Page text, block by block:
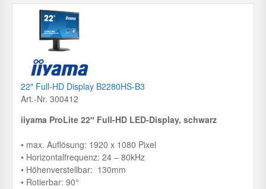
22″ Full-HD Display B2280HS-B3
Art.-Nr. 300412
iiyama ProLite 22″ Full-HD LED-Display, schwarz
• max. Auflösung: 1920 x 1080 Pixel
• Horizontalfrequenz: 24 – 80kHz
• Höhenverstellbar: 130mm
• Rotierbar: 90°